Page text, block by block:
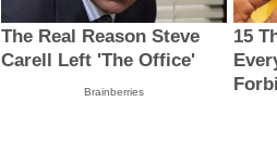
The Real Reason Steve
Carell Left 'The Office'
Brainberries
15